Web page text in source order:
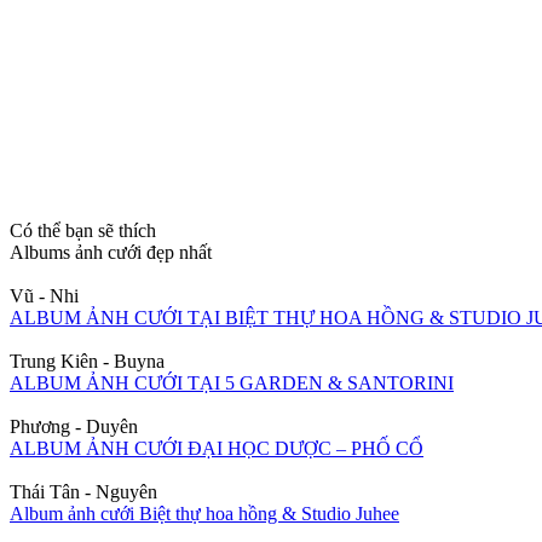
Có thể bạn sẽ thích
Albums ảnh cưới đẹp nhất
Vũ - Nhi
ALBUM ẢNH CƯỚI TẠI BIỆT THỰ HOA HỒNG & STUDIO
Trung Kiên - Buyna
ALBUM ẢNH CƯỚI TẠI 5 GARDEN & SANTORINI
Phương - Duyên
ALBUM ẢNH CƯỚI ĐẠI HỌC DƯỢC – PHỐ CỔ
Thái Tân - Nguyên
Album ảnh cưới Biệt thự hoa hồng & Studio Juhee